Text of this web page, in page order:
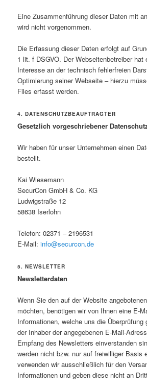
Eine Zusammenführung dieser Daten mit
wird nicht vorgenommen.
Die Erfassung dieser Daten erfolgt auf
1 lit. f DSGVO. Der Webseitenbetreiber hat
Interesse an der technisch fehlerfreien
Optimierung seiner Webseite – hierzu
Files erfasst werden.
4. DATENSCHUTZBEAUFTRAGTER
Gesetzlich vorgeschriebener
Wir haben für unser Unternehmen einen
bestellt.
Kai Wiesemann
SecurCon GmbH & Co. KG
Ludwigstraße 12
58638 Iserlohn
Telefon: 02371 – 2196531
E-Mail:info@securcon.de
5. NEWSLETTER
Newsletterdaten
Wenn Sie den auf der Website
möchten, benötigen wir von Ihnen eine E-
Informationen, welche uns die
der Inhaber der angegebenen E-Mail-
Empfang des Newsletters einverstanden
werden nicht bzw. nur auf freiwilliger Basis
verwenden wir ausschließlich für den
Informationen und geben diese nicht an